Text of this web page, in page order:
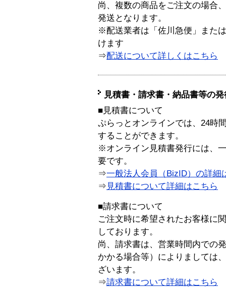
尚、複数の商品をご注文の場合
発送となります。
※配送業者は「佐川急便」また
けます
⇒配送について詳しくはこちら
見積書・請求書・納品書等の
■見積書について
ぷらっとオンラインでは、24時
することができます。
※オンライン見積書発行には、
要です。
⇒一般法人会員（BizID）の詳細
⇒ 見積書について詳細はこちら
■請求書について
ご注文時に希望されたお客様に
しております。
尚、請求書は、営業時間内での
かかる場合等）によりましては
ざいます。
⇒請求書について詳細はこちら